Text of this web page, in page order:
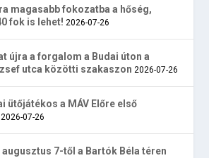
magasabb fokozatba a hőség,
fok is lehet! 2026-07-26
újra a forgalom a Budai úton a
utca közötti szakaszon 2026-07-26
ütőjátékos a MÁV Előre első
2026-07-26
augusztus 7-től a Bartók Béla téren